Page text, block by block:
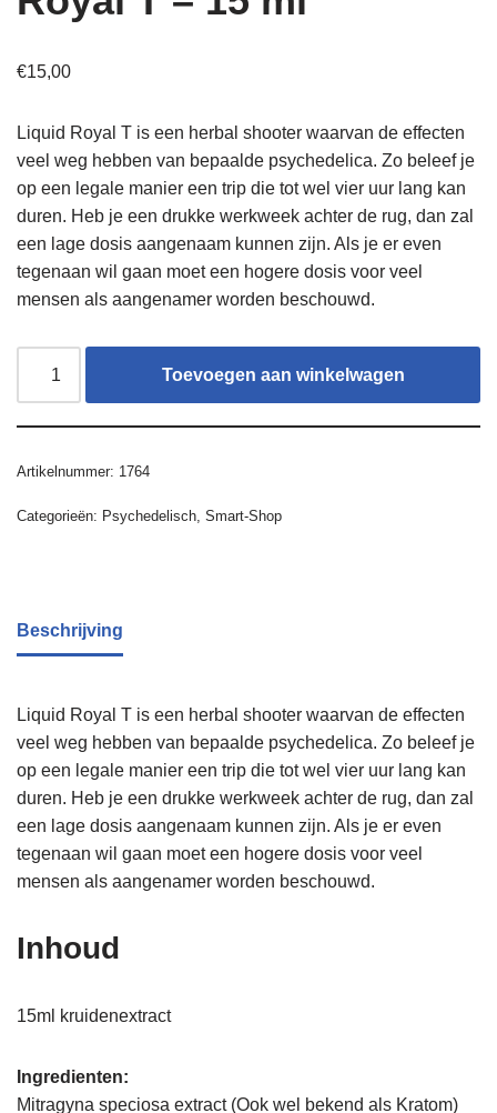
€15,00
Liquid Royal T is een herbal shooter waarvan de effecten
veel weg hebben van bepaalde psychedelica. Zo beleef je
op een legale manier een trip die tot wel vier uur lang kan
duren. Heb je een drukke werkweek achter de rug, dan zal
een lage dosis aangenaam kunnen zijn. Als je er even
tegenaan wil gaan moet een hogere dosis voor veel
mensen als aangenamer worden beschouwd.
Toevoegen aan winkelwagen
Artikelnummer: 1764
Categorieën: Psychedelisch, Smart-Shop
Beschrijving
Liquid Royal T is een herbal shooter waarvan de effecten
veel weg hebben van bepaalde psychedelica. Zo beleef je
op een legale manier een trip die tot wel vier uur lang kan
duren. Heb je een drukke werkweek achter de rug, dan zal
een lage dosis aangenaam kunnen zijn. Als je er even
tegenaan wil gaan moet een hogere dosis voor veel
mensen als aangenamer worden beschouwd.
Inhoud
15ml kruidenextract
Ingredienten:
Mitragyna speciosa extract (Ook wel bekend als Kratom)